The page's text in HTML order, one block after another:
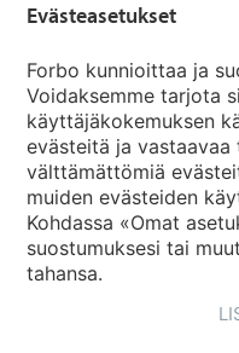
Maakohtaiset sivut
Valitse maa
Evästeasetukset
Forbo kunnioittaa ja
Voidaksemme tarjota
käyttäjäkokemuksen
evästeitä ja
välttämättömiä
muiden evästeiden
Kohdassa «Omat
suostumuksesi tai
tahansa.